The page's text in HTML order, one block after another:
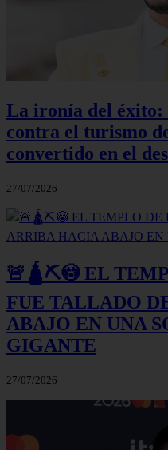
La ironía del éxito:
contra el turismo
convertido en el
27/07/2026
🚨🛕⛏️😳 EL
FUE TALLADO
ABAJO EN UNA
GIGANTE
27/07/2026